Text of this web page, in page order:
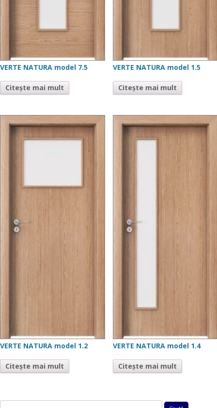
VERTE NATURA model 7.5
Citește mai mult
VERTE NATURA model 1.5
Citește mai mult
VERTE NATURA model 1.2
Citește mai mult
VERTE NATURA model 1.4
Citește mai mult